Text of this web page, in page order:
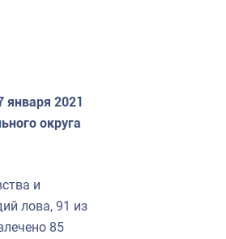
2021
округа
и
лова, 91 из
85